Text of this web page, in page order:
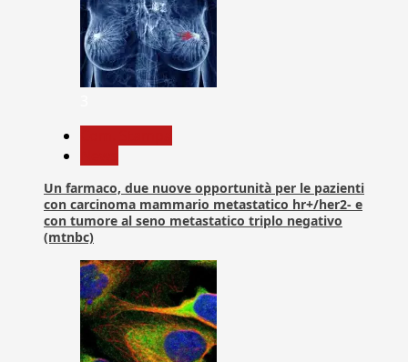
Un farmaco, due nuove opportunità per le pazienti
con carcinoma mammario metastatico hr+/her2- e
con tumore al seno metastatico triplo negativo
(mtnbc)